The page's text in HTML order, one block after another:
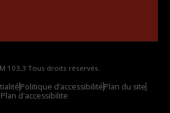
103,3 Tous droits réservés.
Politique d’accessibilitéPlan du site
Plan d'accessibilite